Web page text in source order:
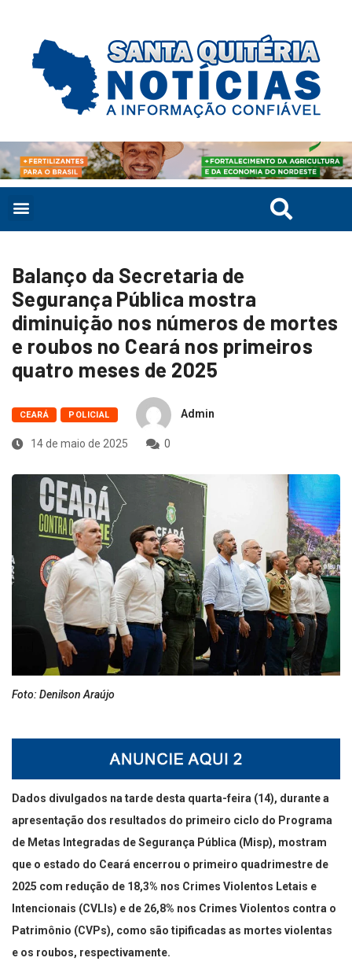
Balanço da Secretaria de
Segurança Pública mostra
diminuição nos números de mortes
e roubos no Ceará nos primeiros
quatro meses de 2025
CEARÁ POLICIAL Admin
14 de maio de 2025 0
Foto: Denilson Araújo
Dados divulgados na tarde desta quarta-feira (14), durante a
apresentação dos resultados do primeiro ciclo do Programa
de Metas Integradas de Segurança Pública (Misp), mostram
que o estado do Ceará encerrou o primeiro quadrimestre de
2025 com redução de 18,3% nos Crimes Violentos Letais e
Intencionais (CVLIs) e de 26,8% nos Crimes Violentos contra o
Patrimônio (CVPs), como são tipificadas as mortes violentas
e os roubos, respectivamente.